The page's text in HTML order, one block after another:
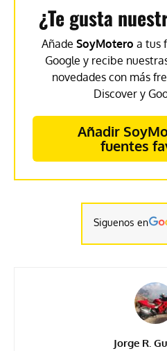
¿Te gusta
Añade SoyMotero a tus
Google y recibe
novedades con más
Discover y
Añadir
fuentes
Siguenos en
Jorge R.